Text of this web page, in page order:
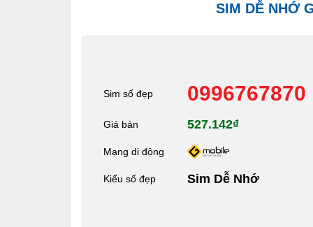
SIM DỄ NHỚ
Sim số đẹp 0996767870
Giá bán 527.142₫
Mạng di động
Kiểu số đẹp Sim Dễ Nhớ